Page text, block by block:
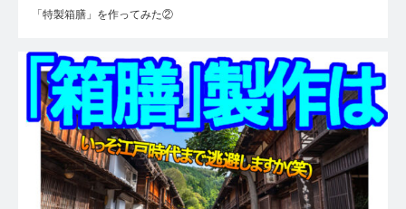
「特製箱膳」を作ってみた②